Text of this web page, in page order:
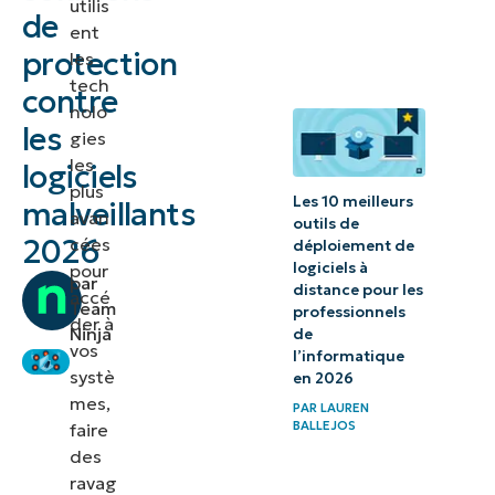
de
protection
contre
les
logiciels
malveillants
2026
par
Team
Ninja
Qu’est-
solution
anti-
utilis
ent
les
tech
nolo
gies
les
plus
avan
cées
pour
accé
der à
vos
systè
mes,
faire
des
ravag
Les 10 meilleurs
outils de
déploiement de
logiciels à
distance pour les
professionnels
de
l’informatique
en 2026
PARLAUREN
BALLEJOS